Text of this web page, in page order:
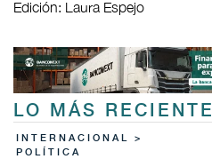
Edición: Laura Espejo
LO MÁS RECIENTE
INTERNACIONAL >
POLÍTICA